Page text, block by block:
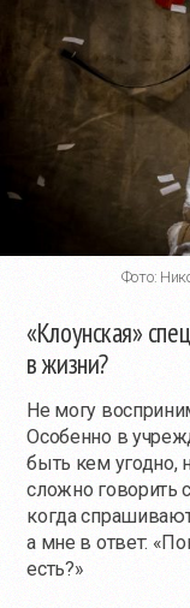
Фото:
«Клоунская»
в жизни?
Не могу
Особенно в
быть кем угодно,
сложно говорить
когда
а мне в ответ:
есть?»